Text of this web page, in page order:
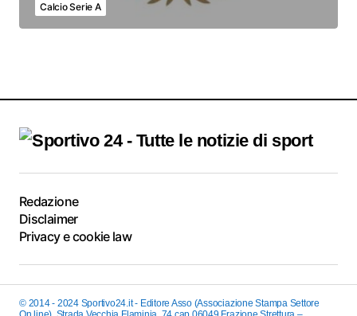
Calcio Serie A
Redazione
Disclaimer
Privacy e cookie law
© 2014 - 2024 Sportivo24.it - Editore Asso (Associazione Stampa Settore